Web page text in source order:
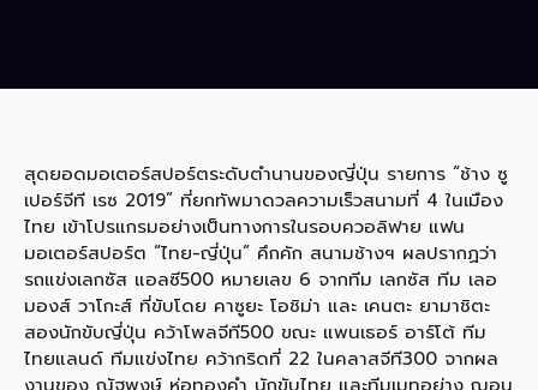
สุดยอดมอเตอร์สปอร์ตระดับตำนานของญี่ปุ่น รายการ “ช้าง ซู
เปอร์จีที เรซ 2019” ที่ยกทัพมาดวลความเร็วสนามที่ 4 ในเมือง
ไทย เข้าโปรแกรมอย่างเป็นทางการในรอบควอลิฟาย แฟน
มอเตอร์สปอร์ต “ไทย-ญี่ปุ่น” คึกคัก สนามช้างฯ ผลปรากฏว่า
รถแข่งเลกซัส แอลซี500 หมายเลข 6 จากทีม เลกซัส ทีม เลอ
มองส์ วาโกะส์ ที่ขับโดย คาซูยะ โอชิม่า และ เคนตะ ยามาชิตะ
สองนักขับญี่ปุ่น คว้าโพลจีที500 ขณะ แพนเธอร์ อาร์โต้ ทีม
ไทยแลนด์ ทีมแข่งไทย คว้ากริดที่ 22 ในคลาสจีที300 จากผล